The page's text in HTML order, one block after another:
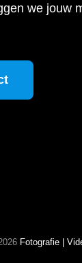
we jouw
Fotografie |